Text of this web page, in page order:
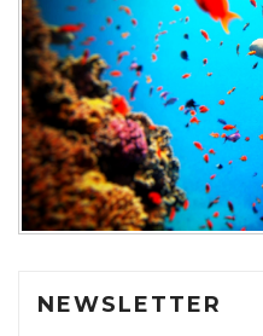
NEWSLETTER